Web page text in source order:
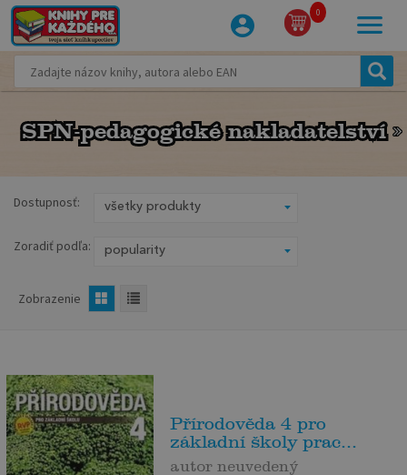
0
SPN-pedagogické nakladatelství
SPN-pedagogické nakladatelství
Dostupnosť:
Zoradiť podľa:
Zobrazenie
Přírodověda 4 pro
základní školy prac...
autor neuvedený